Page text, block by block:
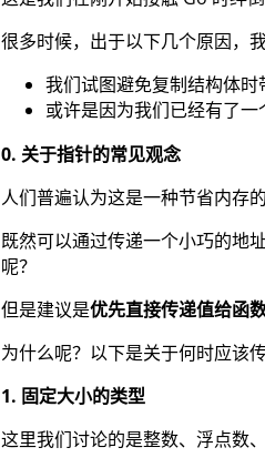
很多时候，出于以下几个原因，
我们试图避免复制结构体时
或许是因为我们已经有了
0. 关于指针的常见观念
人们普遍认为这是一种节省内存
既然可以通过传递一个小巧的地
呢？
但是建议是优先直接传递值给函
为什么呢？以下是关于何时应该
1. 固定大小的类型
这里我们讨论的是整数、浮点数